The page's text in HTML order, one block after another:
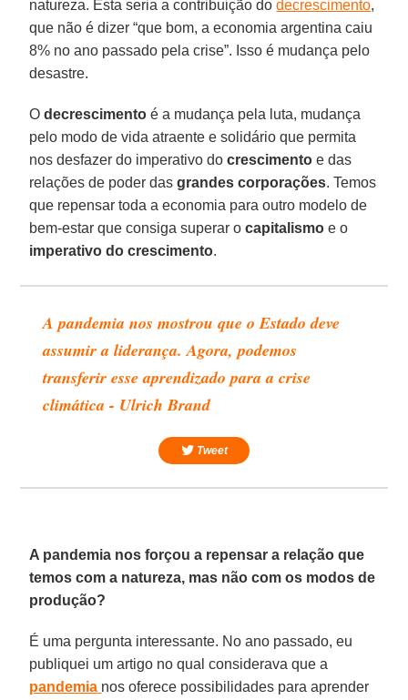
natureza. Esta seria a contribuição dodecrescimento,
que não é dizer “que bom, a economia argentina caiu
8% no ano passado pela crise”. Isso é mudança pelo
desastre.
Odecrescimento é a mudança pela luta, mudança
pelo modo de vida atraente e solidário que permita
nos desfazer do imperativo docrescimento e das
relações de poder dasgrandes corporações. Temos
que repensar toda a economia para outro modelo de
bem-estar que consiga superar ocapitalismo e o
imperativo do crescimento.
A pandemia nos mostrou que o Estado deve
assumir a liderança. Agora, podemos
transferir esse aprendizado para a crise
climática - Ulrich Brand
Tweet
A pandemia nos forçou a repensar a relação que
temos com a natureza, mas não com os modos de
produção?
É uma pergunta interessante. No ano passado, eu
publiquei um artigo no qual considerava que a
pandemia nos oferece possibilidades para aprender